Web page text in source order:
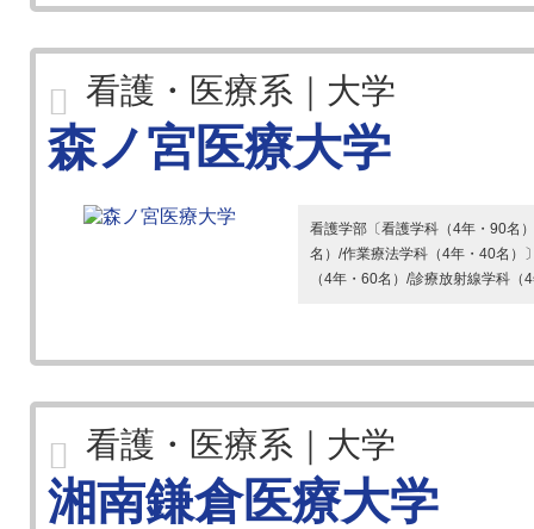
看護・医療系｜大学
森ノ宮医療大学
看護学部〔看護学科（4年・90名
名）/作業療法学科（4年・40名）
（4年・60名）/診療放射線学科（
看護・医療系｜大学
湘南鎌倉医療大学